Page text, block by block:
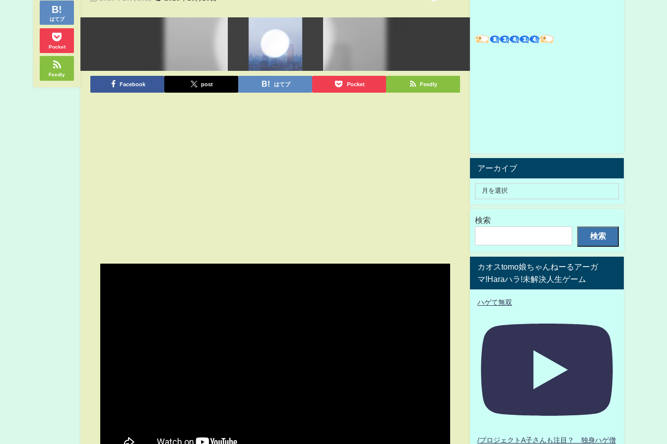
はてブ
Pocket
Feedly
Facebook post はてブ Pocket Feedly
アーカイブ
検索
検索
カオスtomo娘ちゃんねーるアーガ
マ!Haraハラ!未解決人生ゲーム
ハゲて無双
/プロジェクトA子さんも注目？ 独身ハゲ僧